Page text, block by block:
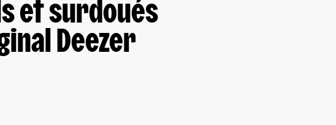
et surdoués
Deezer